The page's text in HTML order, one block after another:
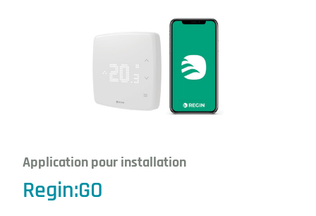
Application pour installation
Regin:GO